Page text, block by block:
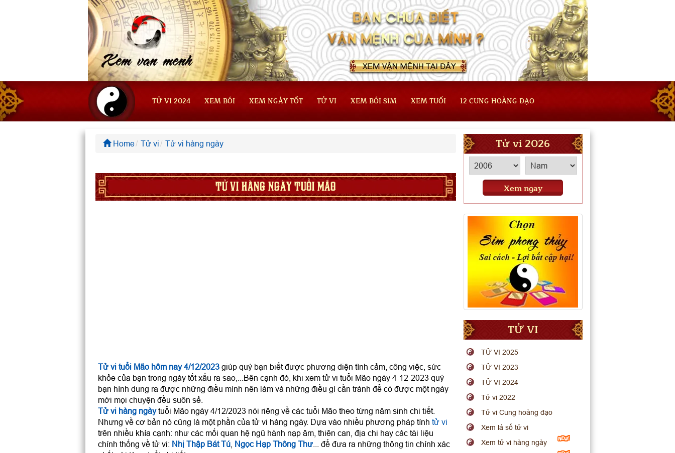
TỬ VI 2024 XEM BÓI XEM NGÀY TỐT TỬ VI XEM BÓI SIM XEM TUỔI 12 CUNG HOÀNG ĐẠO
Home Tử vi Tử vi hàng ngày
TỬ VI HÀNG NGÀY TUỔI MÃO
Tử vi tuổi Mão hôm nay 4/12/2023giúp quý bạn biết được phương diện tình cảm, công việc, sức
khỏe của bạn trong ngày tốt xấu ra sao,...Bên cạnh đó, khi xem tử vi tuổi Mão ngày 4-12-2023 quý
bạn hình dung ra được những điều mình nên làm và những điều gì cần tránh để có được một ngày
mới mọi chuyện đều suôn sẻ.
Tử vi hàng ngàytuổi Mão ngày 4/12/2023 nói riêng về các tuổi Mão theo từng năm sinh chi tiết.
Nhưng về cơ bản nó cũng là một phần của tử vi hàng ngày. Dựa vào nhiều phương pháp tính tử vi
trên nhiều khía cạnh: như các mối quan hệ ngũ hành nạp âm, thiên can, địa chi hay các tài liệu
chính thống về tử vi: Nhị Thập Bát Tú, Ngọc Hạp Thông Thư... để đưa ra những thông tin chính xác
Tử vi 2026
Xem ngay
TỬ VI
TỬ VI 2025
TỬ VI 2023
TỬ VI 2024
Tử vi 2022
Tử vi Cung hoàng đạo
Xem lá số tử vi
Xem tử vi hàng ngày